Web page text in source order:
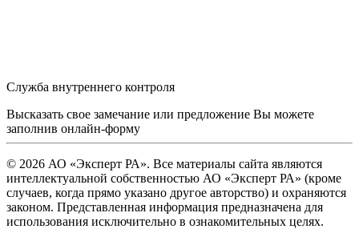
Служба внутреннего контроля
Высказать свое замечание или предложение Вы можете
заполнив онлайн-форму
© 2026 АО «Эксперт РА». Все материалы сайта являются
интеллектуальной собственностью АО «Эксперт РА» (кроме
случаев, когда прямо указано другое авторство) и охраняются
законом. Представленная информация предназначена для
использования исключительно в ознакомительных целях.